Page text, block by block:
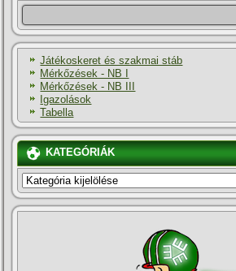
Játékoskeret és szakmai stáb
Mérkőzések - NB I
Mérkőzések - NB III
Igazolások
Tabella
KATEGÓRIÁK
KATEGÓRIÁK